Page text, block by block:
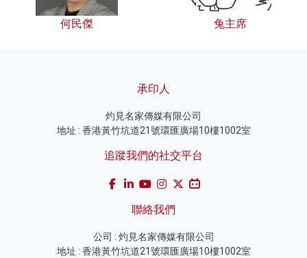
何民傑 兔主席
承印人
灼見名家傳媒有限公司
地址 : 香港黃竹坑道21號環匯廣場10樓1002室
追蹤我們的社交平台
聯絡我們
公司 : 灼見名家傳媒有限公司
地址 : 香港黃竹坑道21號環匯廣場10樓1002室